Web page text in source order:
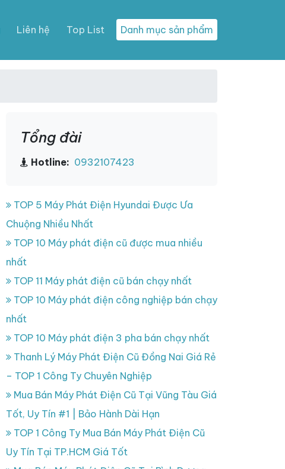
Liên hệ Top List Danh mục sản phẩm
Tổng đài
Hotline: 0932107423
TOP 5 Máy Phát Điện Hyundai Được Ưa
Chuộng Nhiều Nhất
TOP 10 Máy phát điện cũ được mua nhiều
nhất
TOP 11 Máy phát điện cũ bán chạy nhất
TOP 10 Máy phát điện công nghiệp bán chạy
nhất
TOP 10 Máy phát điện 3 pha bán chạy nhất
Thanh Lý Máy Phát Điện Cũ Đồng Nai Giá Rẻ
– TOP 1 Công Ty Chuyên Nghiệp
Mua Bán Máy Phát Điện Cũ Tại Vũng Tàu Giá
Tốt, Uy Tín #1 | Bảo Hành Dài Hạn
TOP 1 Công Ty Mua Bán Máy Phát Điện Cũ
Uy Tín Tại TP.HCM Giá Tốt